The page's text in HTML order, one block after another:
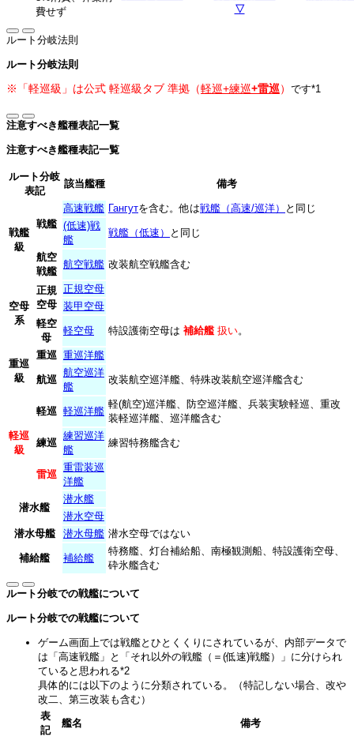
費せず
▽
ルート分岐法則
ルート分岐法則
※「軽巡級」は公式 軽巡級タブ 準拠（軽巡+練巡+雷巡） です*1
注意すべき艦種表記一覧
注意すべき艦種表記一覧
ルート分岐
表記
該当艦種 備考
戦艦
級
戦艦
高速戦艦 Гангутを含む。他は戦艦（高速/巡洋）
と同じ
(低速)戦
艦
戦艦（低速） と同じ
航空
戦艦
航空戦艦 改装航空戦艦含む
空母
系
正規
空母
正規空母
装甲空母
軽空
母
軽空母 特設護衛空母は 補給艦扱い。
重巡
級
重巡 重巡洋艦
航巡
航空巡洋
艦
改装航空巡洋艦、特殊改装航空巡洋艦含む
軽巡
級
軽巡 軽巡洋艦
軽(航空)巡洋艦、防空巡洋艦、兵装実験軽巡、重改
装軽巡洋艦、巡洋艦含む
練巡
練習巡洋
艦
練習特務艦含む
雷巡
重雷装巡
洋艦
潜水艦
潜水艦
潜水空母
潜水母艦
潜水母艦 潜水空母ではない
補給艦 補給艦
特務艦、灯台補給船、南極観測船、特設護衛空母、
砕氷艦含む
ルート分岐での戦艦について
ルート分岐での戦艦について
ゲーム画面上では戦艦とひとくくりにされているが、内部データで
は「高速戦艦」と「それ以外の戦艦（＝(低速)戦艦）」に分けられ
ていると思われる*2
具体的には以下のように分類されている。（特記しない場合、改や
改二、第三改装も含む）
表
記
艦名 備考